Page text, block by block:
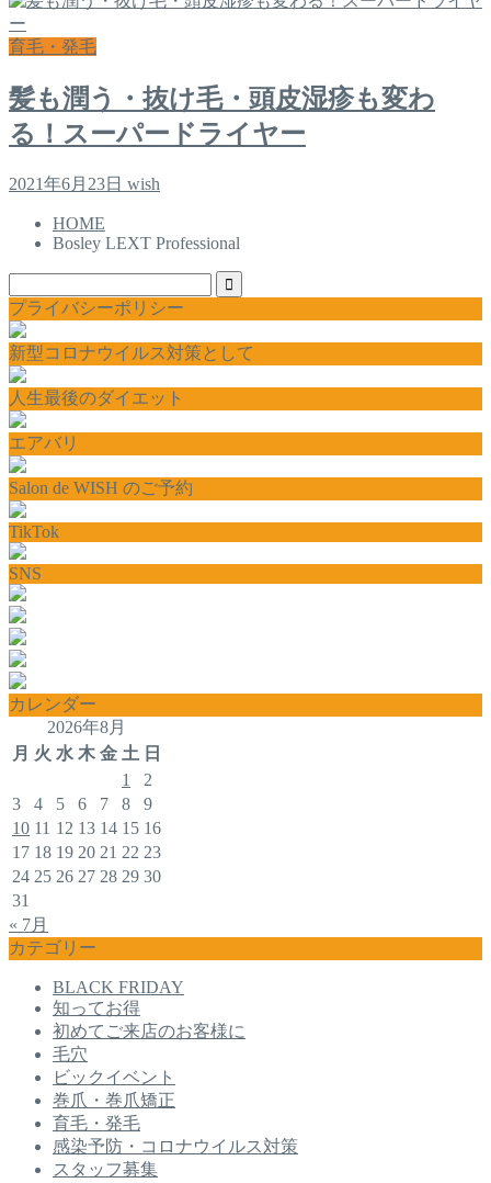
育毛・発毛
髪も潤う・抜け毛・頭皮湿疹も変わ
る！スーパードライヤー
2021年6月23日 wish
HOME
Bosley LEXT Professional
プライバシーポリシー
新型コロナウイルス対策として
人生最後のダイエット
エアバリ
Salon de WISH のご予約
TikTok
SNS
カレンダー
2026年8月
月 火 水 木 金 土 日
1
2
3
4 5 6 7 8
9
10 11 12 13 14 15 16
17 18 19 20 21 22 23
24 25 26 27 28 29 30
31
« 7月
カテゴリー
BLACK FRIDAY
知ってお得
初めてご来店のお客様に
毛穴
ビックイベント
巻爪・巻爪矯正
育毛・発毛
感染予防・コロナウイルス対策
スタッフ募集